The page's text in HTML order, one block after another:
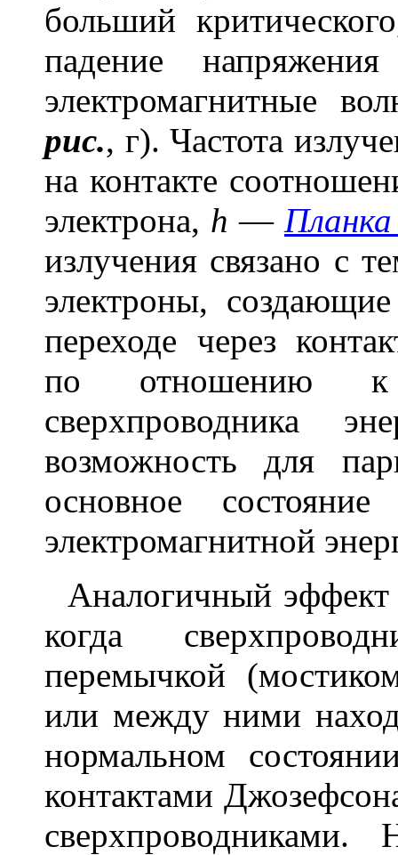
больший
падение
электромагнитные
рис., г). Частота
на контакте
электрона, h —
излучения связано с
электроны,
переходе через
по отношению к
сверхпроводника
возможность для
основное
электромагнитной
Аналогичный эффект
когда
перемычкой
или между ними
нормальном
контактами